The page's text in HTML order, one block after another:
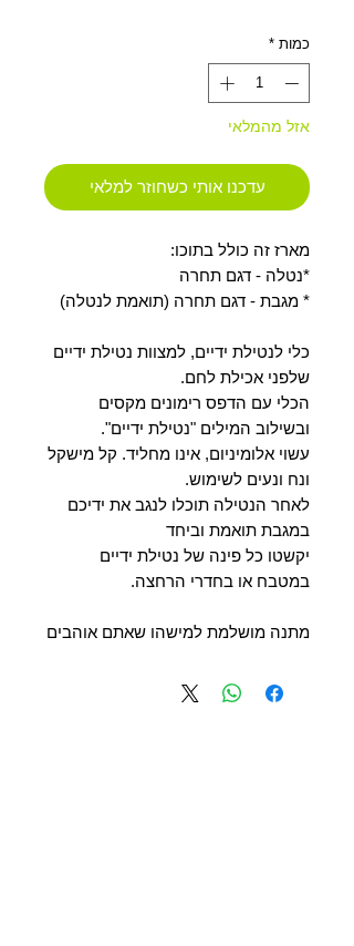
כמות *
אזל מהמלאי
עדכנו אותי כשחוזר למלאי
מארז זה כולל בתוכו:
*נטלה - דגם תחרה
* מגבת - דגם תחרה (תואמת לנטלה)
כלי לנטילת ידיים, למצוות נטילת ידיים
שלפני אכילת לחם.
הכלי עם הדפס רימונים מקסים
ובשילוב המילים "נטילת ידיים".
עשוי אלומיניום, אינו מחליד. קל מישקל
ונח ונעים לשימוש.
לאחר הנטילה תוכלו לנגב את ידיכם
במגבת תואמת וביחד
יקשטו כל פינה של נטילת ידיים
במטבח או בחדרי הרחצה.
מתנה מושלמת למישהו שאתם אוהבים